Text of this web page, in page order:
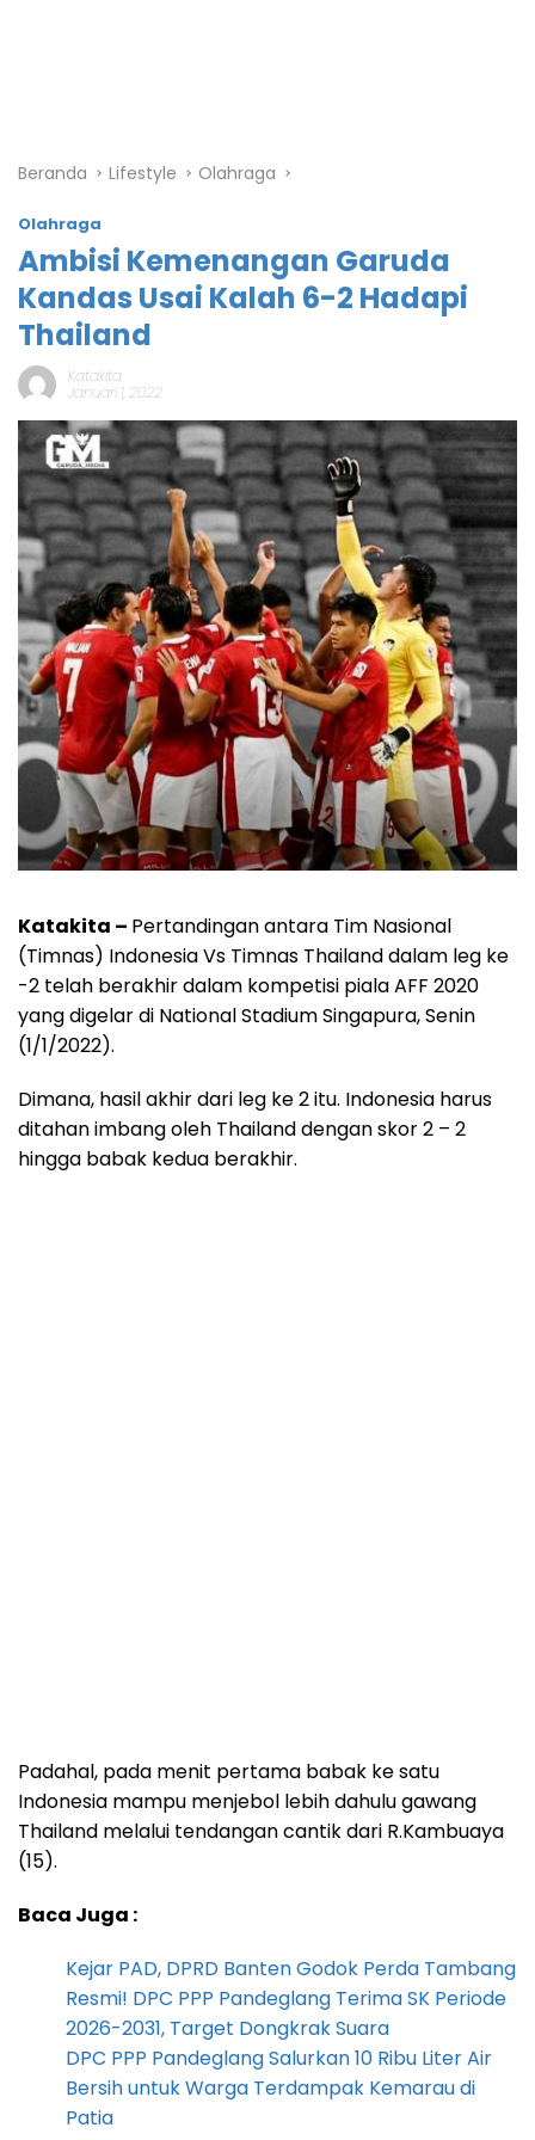
Beranda Lifestyle Olahraga
Olahraga
Ambisi Kemenangan Garuda
Kandas Usai Kalah 6-2 Hadapi
Thailand
Katakita
Januari 1, 2022
Katakita – Pertandingan antara Tim Nasional
(Timnas) Indonesia Vs Timnas Thailand dalam leg ke
-2 telah berakhir dalam kompetisi piala AFF 2020
yang digelar di National Stadium Singapura, Senin
(1/1/2022).
Dimana, hasil akhir dari leg ke 2 itu. Indonesia harus
ditahan imbang oleh Thailand dengan skor 2 – 2
hingga babak kedua berakhir.
Padahal, pada menit pertama babak ke satu
Indonesia mampu menjebol lebih dahulu gawang
Thailand melalui tendangan cantik dari R.Kambuaya
(15).
Baca Juga :
Kejar PAD, DPRD Banten Godok Perda Tambang
Resmi! DPC PPP Pandeglang Terima SK Periode
2026-2031, Target Dongkrak Suara
DPC PPP Pandeglang Salurkan 10 Ribu Liter Air
Bersih untuk Warga Terdampak Kemarau di
Patia